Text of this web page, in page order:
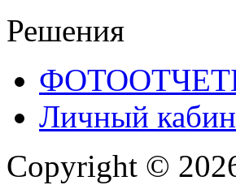
Решения
Личный
Copyright ©